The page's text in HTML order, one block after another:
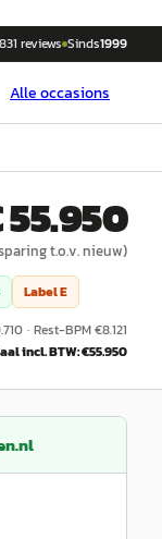
reviews Sinds1999
Alle occasions
55.950
t.o.v. nieuw)
LabelE
· Rest-BPM €8.121
incl. BTW: €55.950